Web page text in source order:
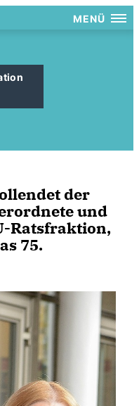
MENÜ
der
und
Ratsfraktion,
75.